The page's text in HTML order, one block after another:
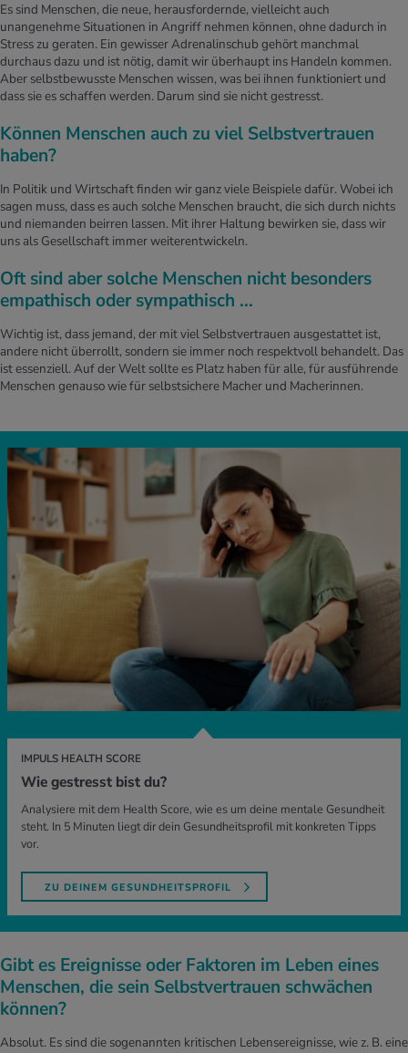
Es sind Menschen, die neue, herausfordernde, vielleicht auch
unangenehme Situationen in Angriff nehmen können, ohne dadurch in
Stress zu geraten. Ein gewisser Adrenalinschub gehört manchmal
durchaus dazu und ist nötig, damit wir überhaupt ins Handeln kommen.
Aber selbstbewusste Menschen wissen, was bei ihnen funktioniert und
dass sie es schaffen werden. Darum sind sie nicht gestresst.
Können Menschen auch zu viel Selbstvertrauen
haben?
In Politik und Wirtschaft finden wir ganz viele Beispiele dafür. Wobei ich
sagen muss, dass es auch solche Menschen braucht, die sich durch nichts
und niemanden beirren lassen. Mit ihrer Haltung bewirken sie, dass wir
uns als Gesellschaft immer weiterentwickeln.
Oft sind aber solche Menschen nicht besonders
empathisch oder sympathisch ...
Wichtig ist, dass jemand, der mit viel Selbstvertrauen ausgestattet ist,
andere nicht überrollt, sondern sie immer noch respektvoll behandelt. Das
ist essenziell. Auf der Welt sollte es Platz haben für alle, für ausführende
Menschen genauso wie für selbstsichere Macher und Macherinnen.
IMPULS HEALTH SCORE
Wie gestresst bist du?
Analysiere mit dem Health Score, wie es um deine mentale Gesundheit
steht. In 5 Minuten liegt dir dein Gesundheitsprofil mit konkreten Tipps
vor.
ZU DEINEM GESUNDHEITSPROFIL
Gibt es Ereignisse oder Faktoren im Leben eines
Menschen, die sein Selbstvertrauen schwächen
können?
Absolut. Es sind die sogenannten kritischen Lebensereignisse, wie z. B. eine